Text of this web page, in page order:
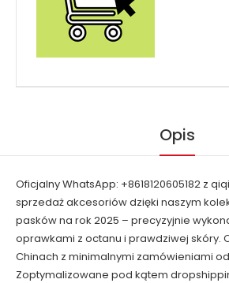
Opis
Oficjalny WhatsApp: +8618120605182 z
sprzedaż akcesoriów dzięki naszym
pasków na rok 2025 – precyzyjnie
oprawkami z octanu i prawdziwej skóry.
Chinach z minimalnymi zamówieniami
Zoptymalizowane pod kątem